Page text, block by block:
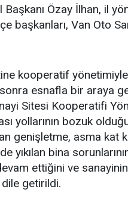
Özay İlhan, il
başkanları, Van Oto
kooperatif
esnafla bir araya
Sitesi Kooperatifi
yollarının bozuk
genişletme, asma kat
yıkılan bina
devam ettiğini ve
getirildi.